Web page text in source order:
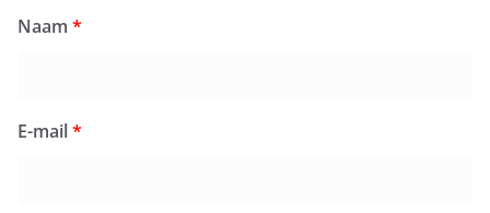
Naam *
E-mail*